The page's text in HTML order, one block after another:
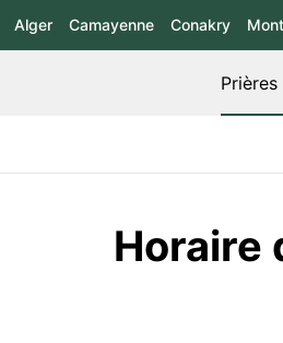
Alger Camayenne Conakry
Horaire